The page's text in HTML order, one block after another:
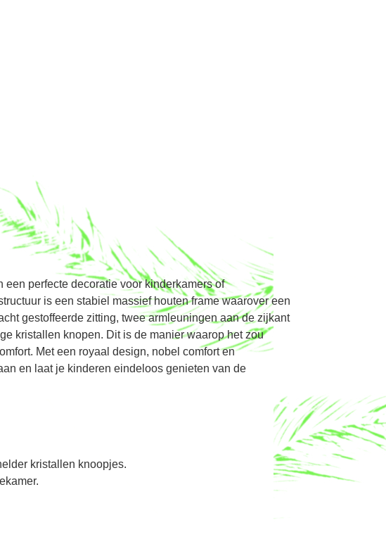
perfecte decoratie voor kinderkamers of
is een stabiel massief houten frame waarover een
gestoffeerde zitting, twee armleuningen aan de zijkant
kristallen knopen. Dit is de manier waarop het zou
Met een royaal design, nobel comfort en
en laat je kinderen eindeloos genieten van de
kristallen knoopjes.